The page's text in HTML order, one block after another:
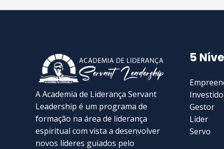
A Academia de Liderança Servant
Leadership é um programa de
formação na área de liderança
espiritual com vista a desenvolver
novos líderes guiados pelo
5
Gestor
Líder
Servo